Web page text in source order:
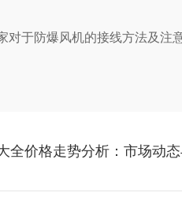
于防爆风机的接线方法及注意事
全价格走势分析：市场动